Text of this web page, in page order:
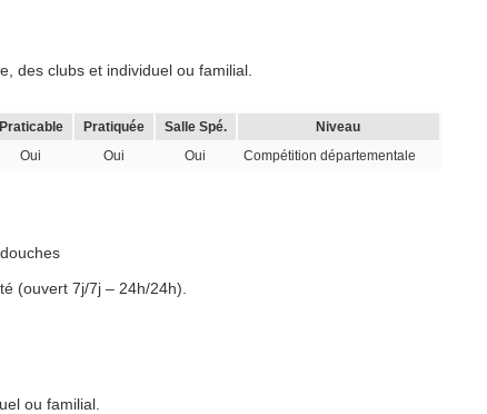
des clubs et individuel ou familial.
Praticable Pratiquée Salle Spé.
Niveau
Oui Oui Oui Compétition départementale
(ouvert 7j/7j – 24h/24h).
ou familial.